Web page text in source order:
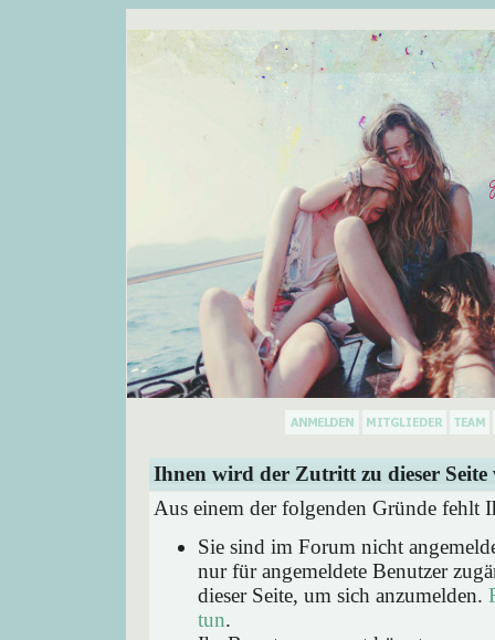
Ihnen wird der Zutritt zu dieser Seite
Aus einem der folgenden Gründe fehlt
Sie sind im Forum nicht
nur für angemeldete Benutzer
dieser Seite, um sich anzumelden.
tun.